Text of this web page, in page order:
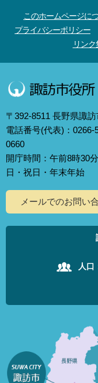
このホームページに
プライバシーポリシー
リンク
〒392-8511 長野県諏
電話番号(代表)：
0660
開庁時間：午前8時30
日・祝日・年末年始
メールでのお問い
人口